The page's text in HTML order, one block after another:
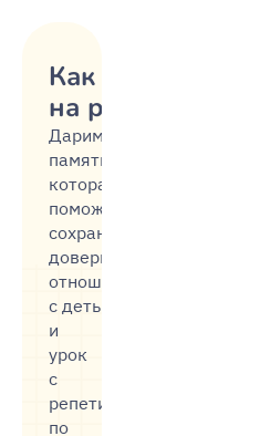
Как не срываться
на ребёнка
Дарим
памятку,
которая
поможет
сохранить
доверительные
отношения
с детьми,
и
урок
с
репетитором
по